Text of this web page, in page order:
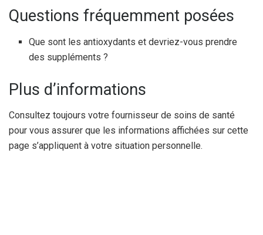
Questions fréquemment posées
Que sont les antioxydants et devriez-vous prendre
des suppléments ?
Plus d’informations
Consultez toujours votre fournisseur de soins de santé
pour vous assurer que les informations affichées sur cette
page s’appliquent à votre situation personnelle.